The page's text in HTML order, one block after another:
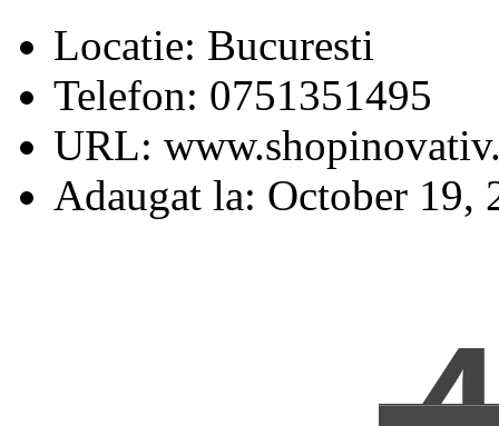
Locatie: Bucuresti
Telefon: 0751351495
URL:
Adaugat la: October 19,